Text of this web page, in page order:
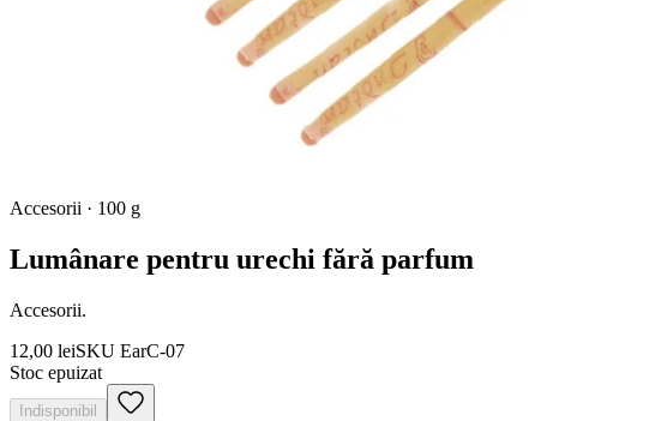
Accesorii · 100 g
Lumânare pentru urechi fără parfum
Accesorii.
12,00 leiSKU EarC-07
Stoc epuizat
Indisponibil